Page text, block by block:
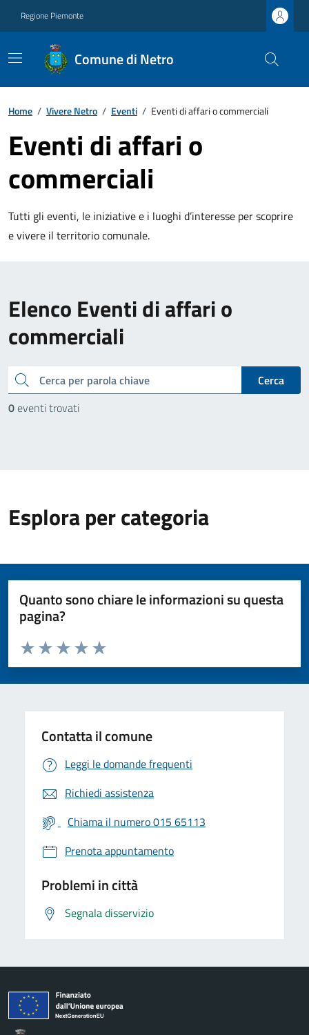
Regione Piemonte
Comune di Netro
Home / Vivere Netro / Eventi / Eventi di affari o commerciali
Eventi di affari o
commerciali
Tutti gli eventi, le iniziative e i luoghi d’interesse per scoprire
e vivere il territorio comunale.
Elenco Eventi di affari o
commerciali
cerca
Cerca
0eventi trovati
Esplora per categoria
Quanto sono chiare le informazioni su questa
pagina?
Valuta da 1 a 5 stelle la pagina
Valuta 5 stelle su 5
Valuta 4 stelle su 5
Valuta 3 stelle su 5
Valuta 2 stelle su 5
Valuta 1 stelle su 5
Contatta il comune
Leggi le domande frequenti
Richiedi assistenza
Chiama il numero 015 65113
Prenota appuntamento
Problemi in città
Segnala disservizio